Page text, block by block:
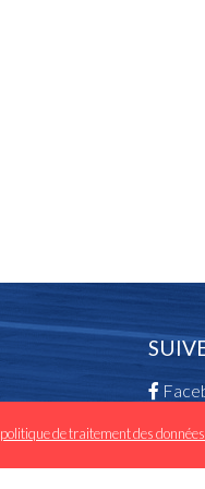
politique de traitement des